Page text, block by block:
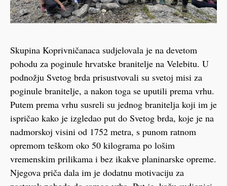
Skupina Koprivničanaca sudjelovala je na devetom
pohodu za poginule hrvatske branitelje na Velebitu. U
podnožju Svetog brda prisustvovali su svetoj misi za
poginule branitelje, a nakon toga se uputili prema vrhu.
Putem prema vrhu susreli su jednog branitelja koji im je
ispričao kako je izgledao put do Svetog brda, koje je na
nadmorskoj visini od 1752 metra, s punom ratnom
opremom teškom oko 50 kilograma po lošim
vremenskim prilikama i bez ikakve planinarske opreme.
Njegova priča dala im je dodatnu motivaciju za